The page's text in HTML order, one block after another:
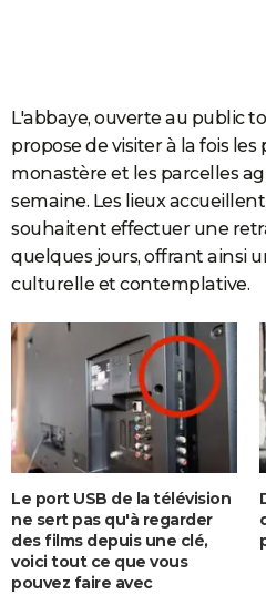
L'abbaye, ouverte au public
propose de visiter à la fois
monastère et les parcelles
semaine. Les lieux
souhaitent effectuer une
quelques jours, offrant ainsi
culturelle et contemplative.
Le port USB de la télévision
ne sert pas qu'à regarder
des films depuis une clé,
voici tout ce que vous
pouvez faire avec